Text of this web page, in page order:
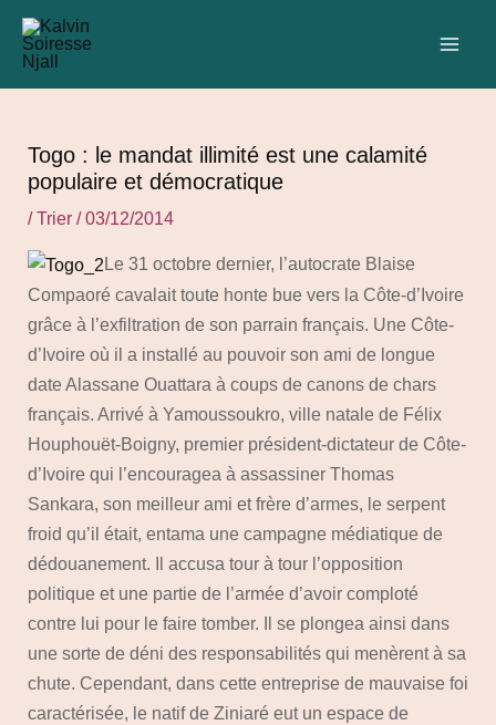
Aller
contenu
Togo : le mandat illimité est une calamité
populaire et démocratique
/Trier/03/12/2014
Le 31 octobre dernier, l’autocrate Blaise
Compaoré cavalait toute honte bue vers la Côte-d’Ivoire
grâce à l’exfiltration de son parrain français. Une Côte-
d’Ivoire où il a installé au pouvoir son ami de longue
date Alassane Ouattara à coups de canons de chars
français. Arrivé à Yamoussoukro, ville natale de Félix
Houphouët-Boigny, premier président-dictateur de Côte-
d’Ivoire qui l’encouragea à assassiner Thomas
Sankara, son meilleur ami et frère d’armes, le serpent
froid qu’il était, entama une campagne médiatique de
dédouanement. Il accusa tour à tour l’opposition
politique et une partie de l’armée d’avoir comploté
contre lui pour le faire tomber. Il se plongea ainsi dans
une sorte de déni des responsabilités qui menèrent à sa
chute. Cependant, dans cette entreprise de mauvaise foi
caractérisée, le natif de Ziniaré eut un espace de
Navigation
des
articles
C
a
o
e
s